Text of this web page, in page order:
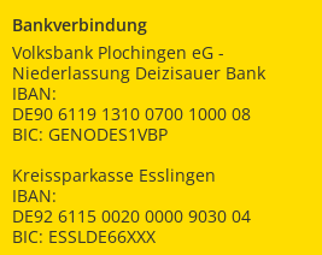
Bankverbindung
Volksbank Plochingen eG -
Niederlassung Deizisauer Bank
IBAN:
DE90 6119 1310 0700 1000 08
BIC: GENODES1VBP
Kreissparkasse Esslingen
IBAN:
DE92 6115 0020 0000 9030 04
BIC: ESSLDE66XXX